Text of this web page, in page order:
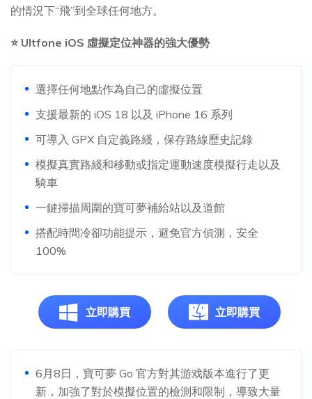
的情況下“飛”到全球任何地方。
⭐ Ultfone iOS 虛擬定位神器的強大優勢
選擇任何地點作為自己的虛擬位置
支援最新的 iOS 18 以及 iPhone 16 系列
可導入 GPX 自定義路綫，保存路線歷史記錄
模擬真實路綫和移動或指定運動速度模擬行走以及
騎車
一鍵掃描周圍的寶可夢補給站以及道館
搭配時間冷卻功能提示，避免官方偵測，安全
100%
立即購買 立即購買
6月8日，寶可夢 Go 官方對其游戏版本進行了更
新，加強了對於模擬位置的檢測和限制，導致大量